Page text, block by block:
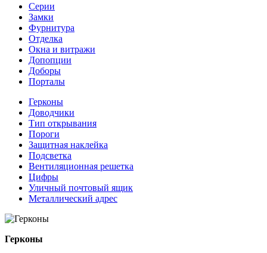
Серии
Замки
Фурнитура
Отделка
Окна и витражи
Допопции
Доборы
Порталы
Герконы
Доводчики
Тип открывания
Пороги
Защитная наклейка
Подсветка
Вентиляционная решетка
Цифры
Уличный почтовый ящик
Металлический адрес
Герконы